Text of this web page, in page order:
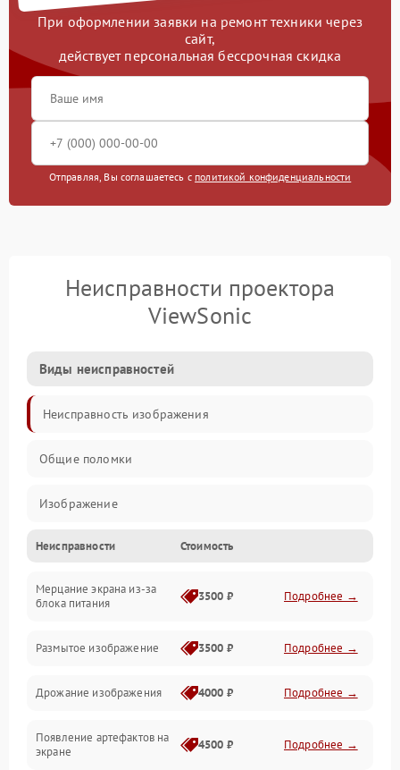
При оформлении заявки на ремонт техники через
сайт,
действует персональная бессрочная скидка
Отправляя, Вы соглашаетесь с политикой конфиденциальности
Неисправности проектора
ViewSonic
Виды неисправностей
Неисправность изображения
Общие поломки
Изображение
Лампа подсветки
Неисправность управления и интерфейсов
Неисправности Стоимость
Мерцание экрана из-за
блока питания
3500 ₽ Подробнее →
Размытое изображение 3500 ₽ Подробнее →
Дрожание изображения 4000 ₽ Подробнее →
Появление артефактов на
экране
4500 ₽ Подробнее →